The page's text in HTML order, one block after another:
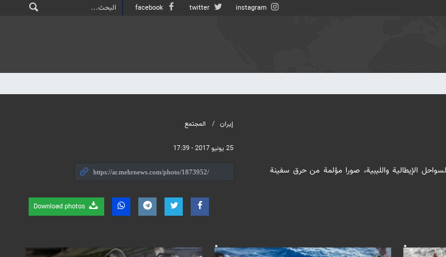
إيران المجتمع
25 يونيو 2017 - 17:39
الإيطالية والليبية، صورا مؤلمة من حرق سفينة